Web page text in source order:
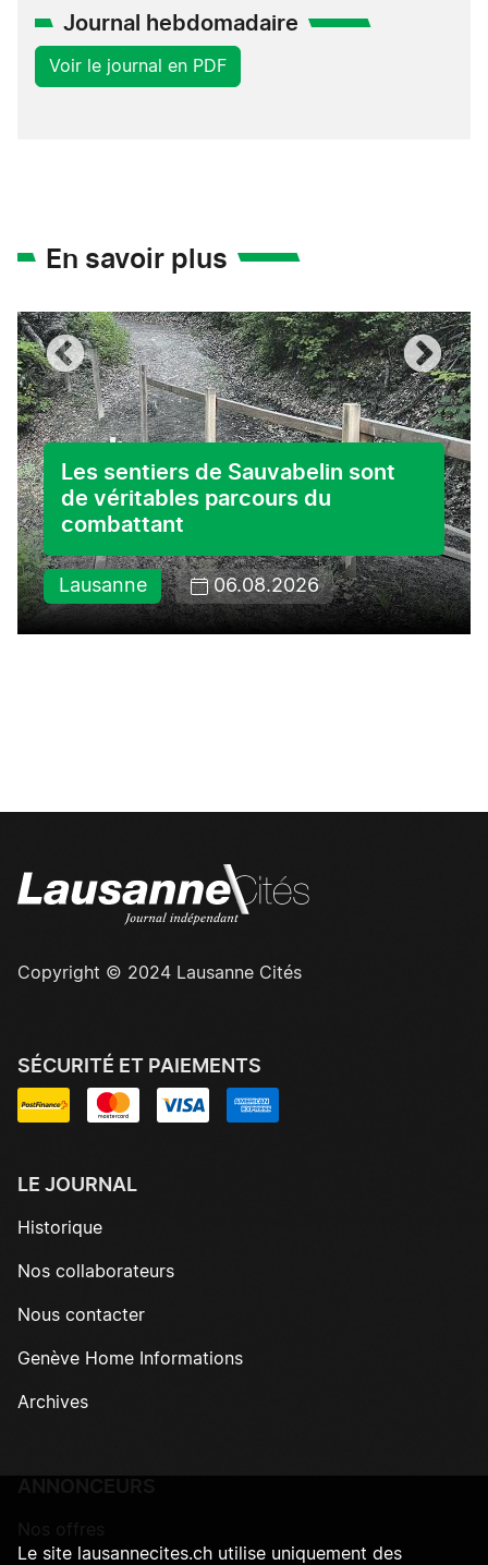
Journal hebdomadaire
Voir le journal en PDF
En savoir plus
Les sentiers de Sauvabelin sont
de véritables parcours du
combattant
Lausanne 06.08.2026
Copyright © 2024 Lausanne Cités
SÉCURITÉ ET PAIEMENTS
LE JOURNAL
Historique
Nos collaborateurs
Nous contacter
Genève Home Informations
Archives
Le site lausannecites.ch utilise uniquement des